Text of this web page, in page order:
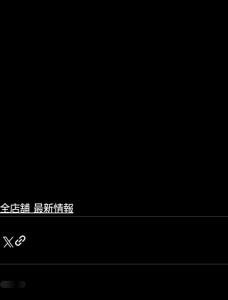
全店舗 最新情報